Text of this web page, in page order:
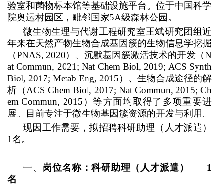
验室和菌物标本馆等基础设施平台。位于中国科学
院奥运村园区，毗邻国家5A级森林公园。
微生物生理与代谢工程研究室王斌研究团组近
年来在天然产物生物合成基因簇的生物信息学挖掘
（PNAS, 2020）、沉默基因簇激活技术的开发（N
at Commun, 2021; Nat Chem Biol, 2019; ACS Synth
Biol, 2017; Metab Eng, 2015）、生物合成途径的解
析（ACS Chem Biol, 2017; Nat Commun, 2015; Ch
em Commun, 2015）等方面均取得了多项重要进
展。目前专注于微生物基因簇资源的开发与利用。
现因工作需要，拟招聘科研助理（人才派遣）
1名。
一、 岗位名称：科研助理（人才派遣） 1
名